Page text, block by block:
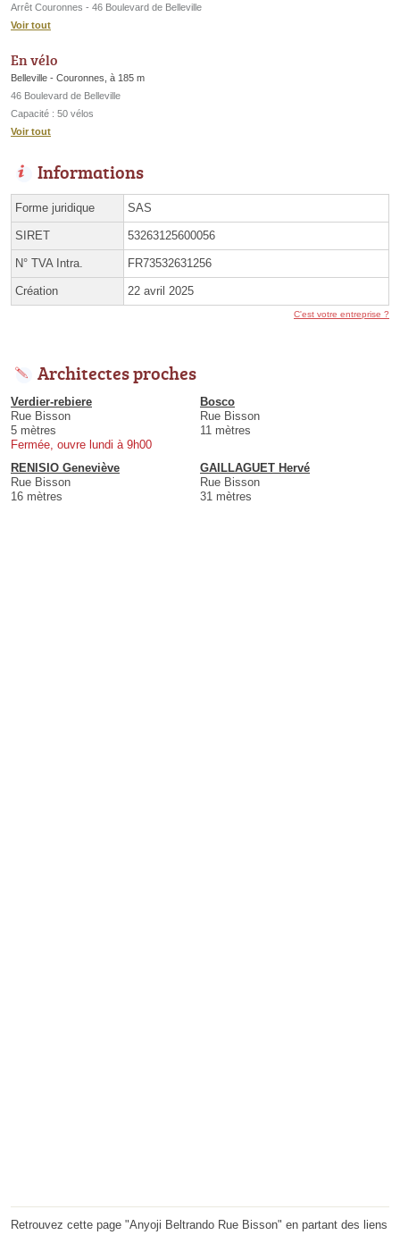
Arrêt Couronnes - 46 Boulevard de Belleville
Voir tout
En vélo
Belleville - Couronnes, à 185 m
46 Boulevard de Belleville
Capacité : 50 vélos
Voir tout
Informations
Forme juridique SAS
SIRET 53263125600056
N° TVA Intra. FR73532631256
Création 22 avril 2025
C'est votre entreprise ?
Architectes proches
Verdier-rebiere
Rue Bisson
5 mètres
Fermée, ouvre lundi à 9h00
Bosco
Rue Bisson
11 mètres
RENISIO Geneviève
Rue Bisson
16 mètres
GAILLAGUET Hervé
Rue Bisson
31 mètres
Retrouvez cette page "Anyoji Beltrando Rue Bisson" en partant des liens